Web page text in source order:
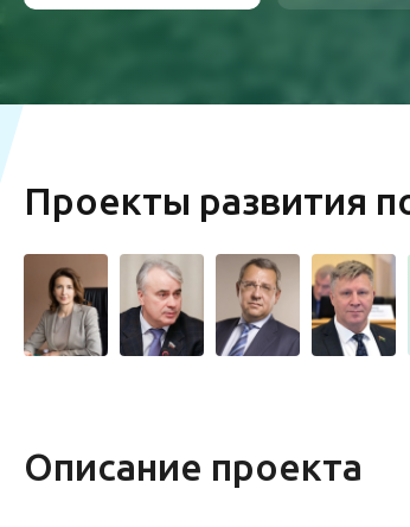
Проекты развития
Описание проекта